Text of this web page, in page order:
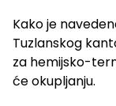
Kako je
Tuzlanskog
za hemijsko-
će okupljanju.